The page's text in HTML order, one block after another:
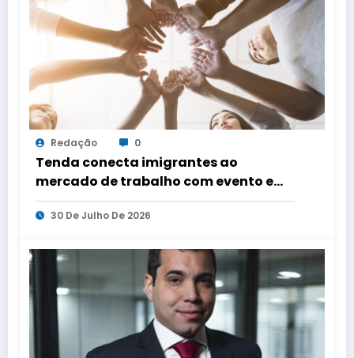
Redação 0
Tenda conecta imigrantes ao
mercado de trabalho com evento em
três capitais
30 De Julho De 2026